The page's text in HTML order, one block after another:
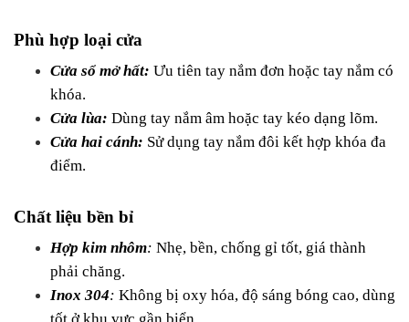
Phù hợp loại cửa
Cửa sổ mở hất: Ưu tiên tay nắm đơn hoặc tay nắm có
khóa.
Cửa lùa: Dùng tay nắm âm hoặc tay kéo dạng lõm.
Cửa hai cánh: Sử dụng tay nắm đôi kết hợp khóa đa
điểm.
Chất liệu bền bỉ
Hợp kim nhôm: Nhẹ, bền, chống gỉ tốt, giá thành
phải chăng.
Inox 304: Không bị oxy hóa, độ sáng bóng cao, dùng